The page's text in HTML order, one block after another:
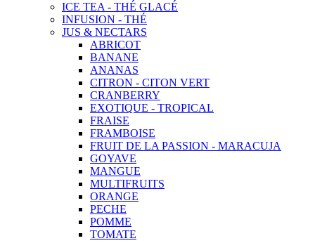
ICE TEA - THÉ GLACÉ
INFUSION - THÉ
JUS & NECTARS
ABRICOT
BANANE
ANANAS
CITRON - CITON VERT
CRANBERRY
EXOTIQUE - TROPICAL
FRAISE
FRAMBOISE
FRUIT DE LA PASSION - MARACUJA
GOYAVE
MANGUE
MULTIFRUITS
ORANGE
PECHE
POMME
TOMATE